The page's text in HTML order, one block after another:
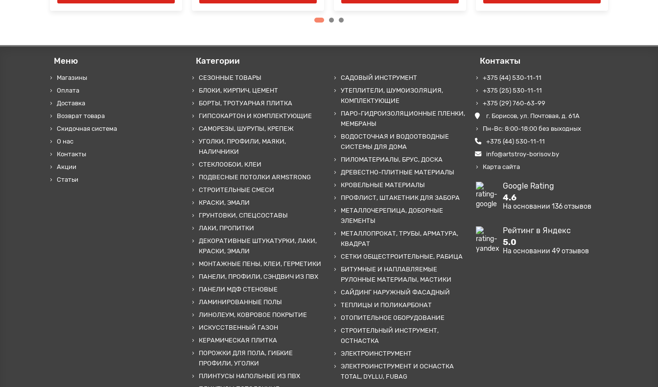
Меню
Магазины
Оплата
Доставка
Возврат товара
Скидочная система
О нас
Контакты
Акции
Статьи
Категории
СЕЗОННЫЕ ТОВАРЫ
БЛОКИ, КИРПИЧ, ЦЕМЕНТ
БОРТЫ, ТРОТУАРНАЯ ПЛИТКА
ГИПСОКАРТОН И КОМПЛЕКТУЮЩИЕ
САМОРЕЗЫ, ШУРУПЫ, КРЕПЕЖ
УГОЛКИ, ПРОФИЛИ, МАЯКИ,
НАЛИЧНИКИ
СТЕКЛООБОИ, КЛЕИ
ПОДВЕСНЫЕ ПОТОЛКИ ARMSTRONG
СТРОИТЕЛЬНЫЕ СМЕСИ
КРАСКИ, ЭМАЛИ
ГРУНТОВКИ, СПЕЦСОСТАВЫ
ЛАКИ, ПРОПИТКИ
ДЕКОРАТИВНЫЕ ШТУКАТУРКИ, ЛАКИ,
КРАСКИ, ЭМАЛИ
МОНТАЖНЫЕ ПЕНЫ, КЛЕИ, ГЕРМЕТИКИ
ПАНЕЛИ, ПРОФИЛИ, СЭНДВИЧ ИЗ ПВХ
ПАНЕЛИ МДФ СТЕНОВЫЕ
ЛАМИНИРОВАННЫЕ ПОЛЫ
ЛИНОЛЕУМ, КОВРОВОЕ ПОКРЫТИЕ
ИСКУССТВЕННЫЙ ГАЗОН
КЕРАМИЧЕСКАЯ ПЛИТКА
ПОРОЖКИ ДЛЯ ПОЛА, ГИБКИЕ
ПРОФИЛИ, УГОЛКИ
ПЛИНТУСЫ НАПОЛЬНЫЕ ИЗ ПВХ
САДОВЫЙ ИНСТРУМЕНТ
УТЕПЛИТЕЛИ, ШУМОИЗОЛЯЦИЯ,
КОМПЛЕКТУЮЩИЕ
ПАРО-ГИДРОИЗОЛЯЦИОННЫЕ ПЛЕНКИ,
МЕМБРАНЫ
ВОДОСТОЧНАЯ И ВОДООТВОДНЫЕ
СИСТЕМЫ ДЛЯ ДОМА
ПИЛОМАТЕРИАЛЫ, БРУС, ДОСКА
ДРЕВЕСТНО-ПЛИТНЫЕ МАТЕРИАЛЫ
КРОВЕЛЬНЫЕ МАТЕРИАЛЫ
ПРОФЛИСТ, ШТАКЕТНИК ДЛЯ ЗАБОРА
МЕТАЛЛОЧЕРЕПИЦА, ДОБОРНЫЕ
ЭЛЕМЕНТЫ
МЕТАЛЛОПРОКАТ, ТРУБЫ, АРМАТУРА,
КВАДРАТ
СЕТКИ ОБЩЕСТРОИТЕЛЬНЫЕ, РАБИЦА
БИТУМНЫЕ И НАПЛАВЛЯЕМЫЕ
РУЛОННЫЕ МАТЕРИАЛЫ, МАСТИКИ
САЙДИНГ НАРУЖНЫЙ ФАСАДНЫЙ
ТЕПЛИЦЫ И ПОЛИКАРБОНАТ
ОТОПИТЕЛЬНОЕ ОБОРУДОВАНИЕ
СТРОИТЕЛЬНЫЙ ИНСТРУМЕНТ,
ОСТНАСТКА
ЭЛЕКТРОИНСТРУМЕНТ
ЭЛЕКТРОИНСТРУМЕНТ И ОСНАСТКА
TOTAL, DYLLU, FUBAG
Контакты
+375 (44) 530-11-11
+375 (25) 530-11-11
+375 (29) 760-63-99
г. Борисов, ул. Почтовая, д. 61А
Пн-Вс: 8:00-18:00 без выходных
+375 (44) 530-11-11
info@artstroy-borisov.by
Карта сайта
Google Rating
4.6
На основании 136отзывов
Рейтинг в Яндекс
5.0
На основании 49отзывов